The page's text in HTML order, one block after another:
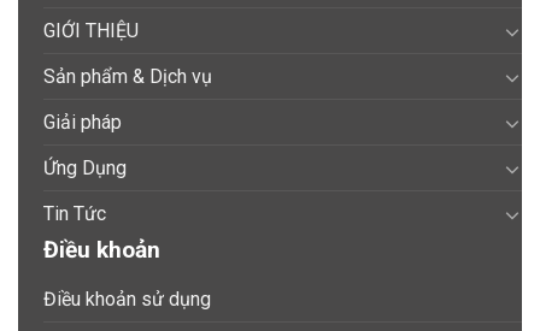
GIỚI THIỆU
Sản phẩm & Dịch vụ
Giải pháp
Ứng Dụng
Tin Tức
Điều khoản
Điều khoản sử dụng